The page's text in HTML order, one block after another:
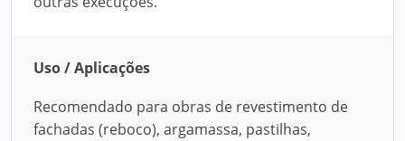
Uso / Aplicações
Recomendado para obras de revestimento de
fachadas (reboco), argamassa, pastilhas,